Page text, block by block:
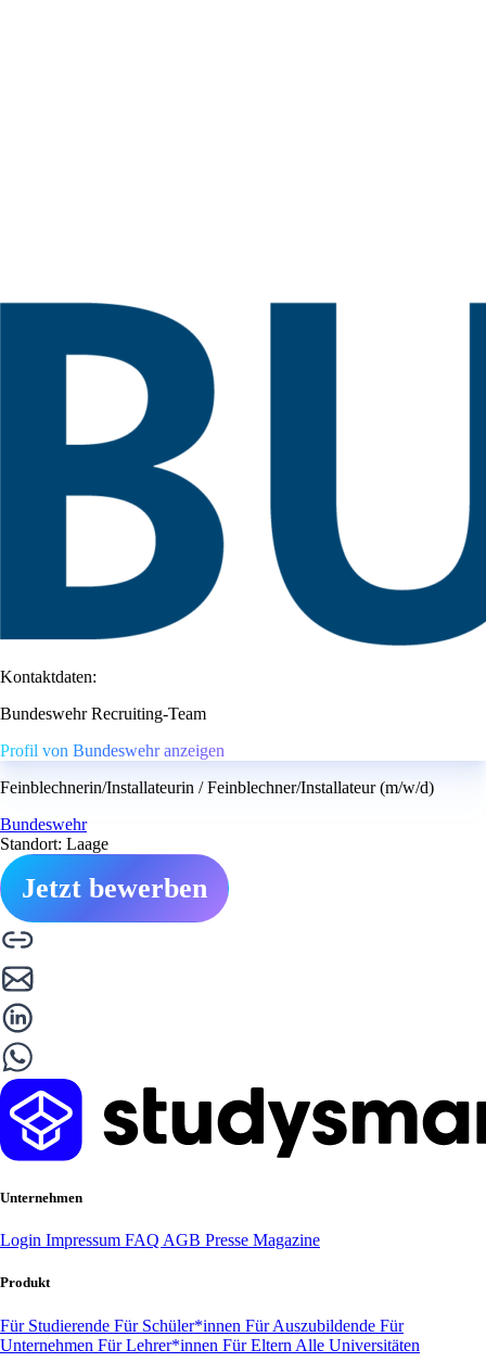
Kontaktdaten:
Bundeswehr Recruiting-Team
Profil von Bundeswehr anzeigen
Feinblechnerin/Installateurin / Feinblechner/Installateur (m/w/d)
Bundeswehr
Standort: Laage
Jetzt bewerben
Unternehmen
Login Impressum FAQ AGB Presse Magazine
Produkt
Für Studierende Für Schüler*innen Für Auszubildende Für
Unternehmen Für Lehrer*innen Für Eltern Alle Universitäten